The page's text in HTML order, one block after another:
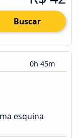
Buscar
0h 45m
esquina